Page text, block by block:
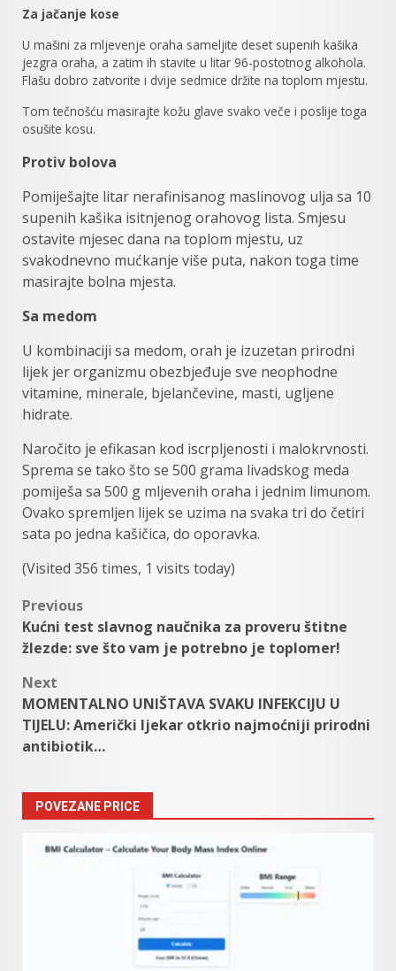
Za jačanje kose
U mašini za mljevenje oraha sameljite deset supenih kašika
jezgra oraha, a zatim ih stavite u litar 96-postotnog alkohola.
Flašu dobro zatvorite i dvije sedmice držite na toplom mjestu.
Tom tečnošću masirajte kožu glave svako veče i poslije toga
osušite kosu.
Protiv bolova
Pomiješajte litar nerafinisanog maslinovog ulja sa 10
supenih kašika isitnjenog orahovog lista. Smjesu
ostavite mjesec dana na toplom mjestu, uz
svakodnevno mućkanje više puta, nakon toga time
masirajte bolna mjesta.
Sa medom
U kombinaciji sa medom, orah je izuzetan prirodni
lijek jer organizmu obezbjeđuje sve neophodne
vitamine, minerale, bjelančevine, masti, ugljene
hidrate.
Naročito je efikasan kod iscrpljenosti i malokrvnosti.
Sprema se tako što se 500 grama livadskog meda
pomiješa sa 500 g mljevenih oraha i jednim limunom.
Ovako spremljen lijek se uzima na svaka tri do četiri
sata po jedna kašičica, do oporavka.
(Visited 356 times, 1 visits today)
Post
navigation
Previous
Kućni test slavnog naučnika za proveru štitne
žlezde: sve što vam je potrebno je toplomer!
Next
MOMENTALNO UNIŠTAVA SVAKU INFEKCIJU U
TIJELU: Američki ljekar otkrio najmoćniji prirodni
antibiotik…
POVEZANE PRICE